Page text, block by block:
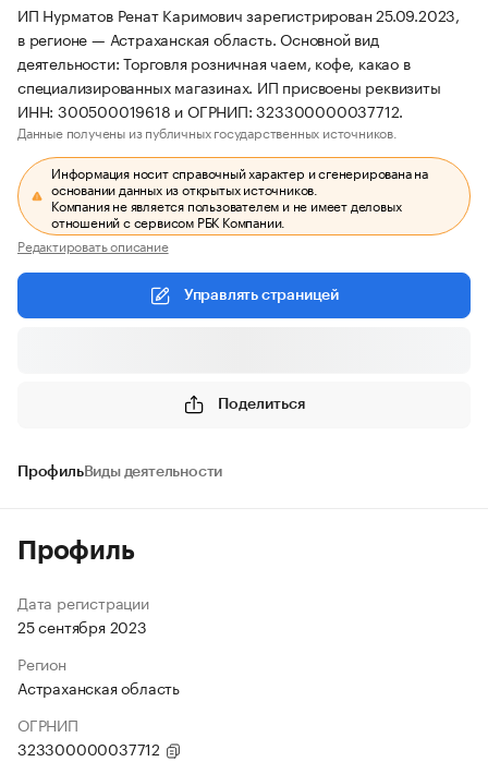
ИП Нурматов Ренат Каримович зарегистрирован 25.09.2023,
в регионе — Астраханская область. Основной вид
деятельности: Торговля розничная чаем, кофе, какао в
специализированных магазинах. ИП присвоены реквизиты
ИНН: 300500019618 и ОГРНИП: 323300000037712.
Данные получены из публичных государственных источников.
Информация носит справочный характер и сгенерирована на
основании данных из открытых источников.
Компания не является пользователем и не имеет деловых
отношений с сервисом РБК Компании.
Редактировать описание
Управлять страницей
Поделиться
ПрофильВиды деятельности
Профиль
Дата регистрации
25 сентября 2023
Регион
Астраханская область
ОГРНИП
323300000037712